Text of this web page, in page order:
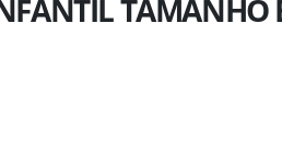
TAMANHO